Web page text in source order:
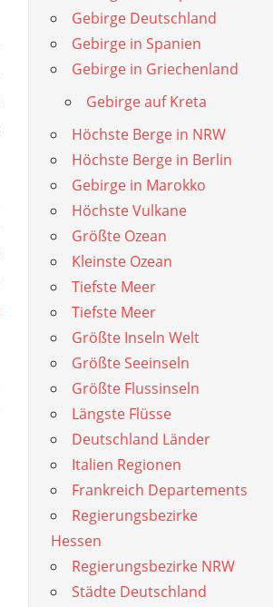
Gebirge Deutschland
Gebirge in Spanien
Gebirge in Griechenland
Gebirge auf Kreta
Höchste Berge in NRW
Höchste Berge in Berlin
Gebirge in Marokko
Höchste Vulkane
Größte Ozean
Kleinste Ozean
Tiefste Meer
Tiefste Meer
Größte Inseln Welt
Größte Seeinseln
Größte Flussinseln
Längste Flüsse
Deutschland Länder
Italien Regionen
Frankreich Departements
Regierungsbezirke
Hessen
Regierungsbezirke NRW
Städte Deutschland